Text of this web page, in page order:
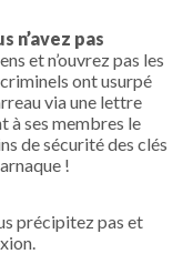
n’avez pas
et n’ouvrez pas les
ont usurpé
via une lettre
à ses membres le
de sécurité des clés
!
précipitez pas et